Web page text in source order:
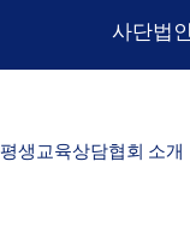
사단법
평생교육상담협회 소개